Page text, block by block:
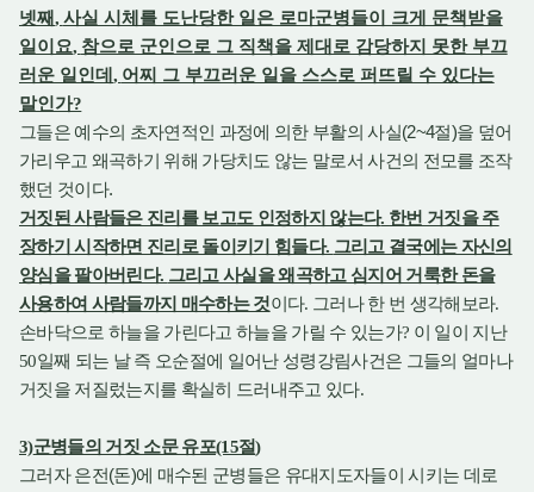
넷째, 사실 시체를 도난당한 일은 로마군병들이 크게 문책받을
일이요, 참으로 군인으로 그 직책을 제대로 감당하지 못한 부끄
러운 일인데 , 어찌 그 부끄러운 일을 스스로 퍼뜨릴 수 있다는
말인가?
그들은 예수의 초자연적인 과정에 의한 부활의 사실(2~4절)을 덮어
가리우고 왜곡하기 위해 가당치도 않는 말로서 사건의 전모를 조작
했던 것이다.
거짓된 사람들은 진리를 보고도 인정하지 않는다. 한번 거짓을 주
장하기 시작하면 진리로 돌이키기 힘들다. 그리고 결국에는 자신의
양심을 팔아버린다. 그리고 사실을 왜곡하고 심지어 거룩한 돈을
사용하여 사람들까지 매수하는 것이다. 그러나 한 번 생각해보라.
손바닥으로 하늘을 가린다고 하늘을 가릴 수 있는가? 이 일이 지난
50일째 되는 날 즉 오순절에 일어난 성령강림사건은 그들의 얼마나
거짓을 저질렀는지를 확실히 드러내주고 있다.
3)군병들의 거짓 소문 유포(15절)
그러자 은전(돈)에 매수된 군병들은 유대지도자들이 시키는 데로